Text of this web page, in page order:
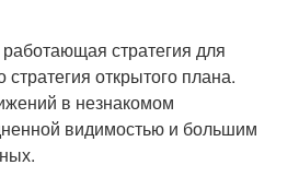
стратегия для
открытого плана.
в незнакомом
видимостью и большим